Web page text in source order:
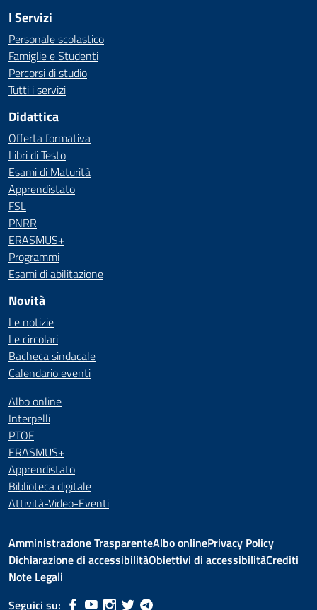
I Servizi
Personale scolastico
Famiglie e Studenti
Percorsi di studio
Tutti i servizi
Didattica
Offerta formativa
Libri di Testo
Esami di Maturità
Apprendistato
FSL
PNRR
ERASMUS+
Programmi
Esami di abilitazione
Novità
Le notizie
Le circolari
Bacheca sindacale
Calendario eventi
Albo online
Interpelli
PTOF
ERASMUS+
Apprendistato
Biblioteca digitale
Attività-Video-Eventi
Amministrazione TrasparenteAlbo onlinePrivacy Policy
Dichiarazione di accessibilitàObiettivi di accessibilitàCrediti
Note Legali
Seguici su: